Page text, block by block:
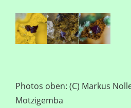
Photos oben: (C) Markus
Motzigemba